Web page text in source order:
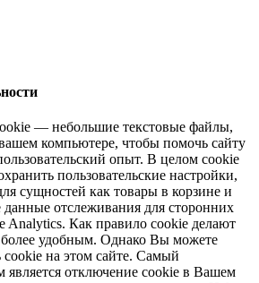
— небольшие текстовые файлы,
компьютере, чтобы помочь сайту
опыт. В целом cookie
пользовательские настройки,
сущностей как товары в корзине и
отслеживания для сторонних
Analytics. Как правило cookie делают
удобным. Однако Вы можете
cookie на этом сайте. Самый
отключение cookie в Вашем